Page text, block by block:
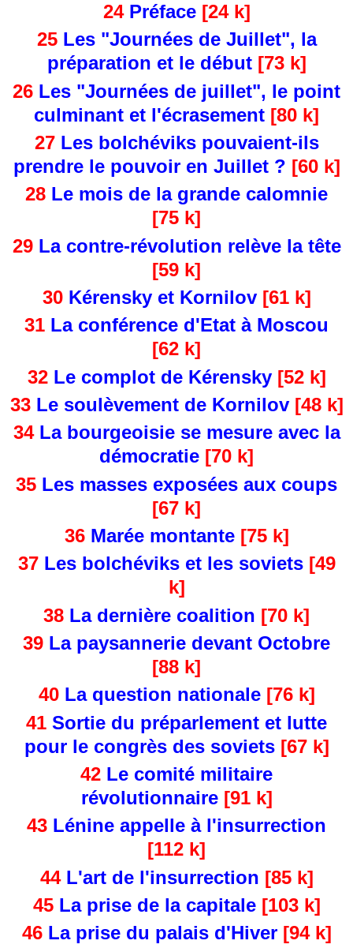
24 Préface[24 k]
25 Les "Journées de Juillet", la
préparation et le début[73 k]
26 Les "Journées de juillet", le point
culminant et l'écrasement [80 k]
27 Les bolchéviks pouvaient-ils
prendre le pouvoir en Juillet ? [60 k]
28 Le mois de la grande calomnie
[75 k]
29 La contre-révolution relève la tête
[59 k]
30 Kérensky et Kornilov[61 k]
31 La conférence d'Etat à Moscou
[62 k]
32 Le complot de Kérensky[52 k]
33 Le soulèvement de Kornilov[48 k]
34 La bourgeoisie se mesure avec la
démocratie [70 k]
35 Les masses exposées aux coups
[67 k]
36Marée montante[75 k]
37 Les bolchéviks et les soviets[49
k]
38 La dernière coalition [70 k]
39 La paysannerie devant Octobre
[88 k]
40 La question nationale [76 k]
41 Sortie du préparlement et lutte
pour le congrès des soviets [67 k]
42 Le comité militaire
révolutionnaire[91 k]
43 Lénine appelle à l'insurrection
[112 k]
44 L'art de l'insurrection [85 k]
45 La prise de la capitale[103 k]
46 La prise du palais d'Hiver[94 k]